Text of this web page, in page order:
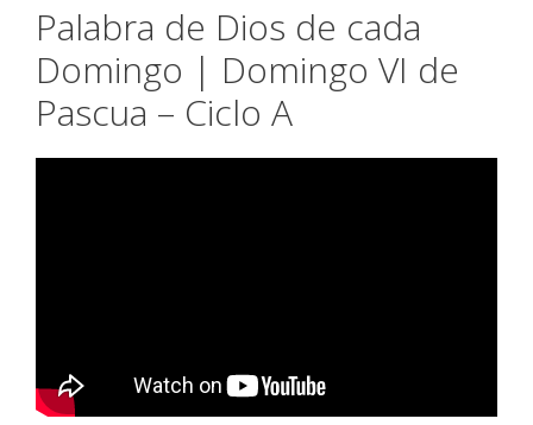
Palabra de Dios de cada
Domingo | Domingo VI de
Pascua – Ciclo A